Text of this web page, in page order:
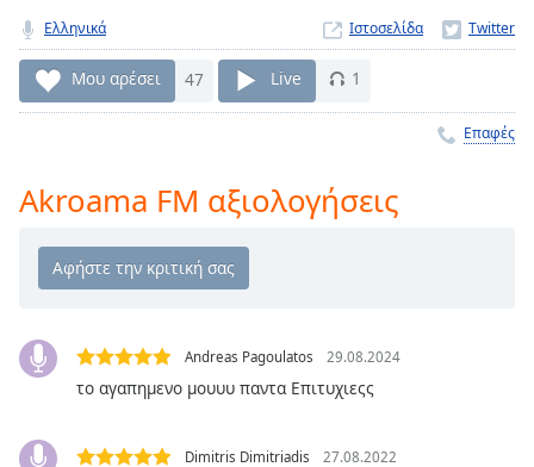
live
LIVE
Remaining
Time-
Rate
Chapters
Chapters
Descriptions
descriptions
Ελληνικά Ιστοσελίδα
Μου αρέσει 47 Live 1
Επαφές
Akroama FM αξιολογήσεις
Andreas Pagoulatos 29.08.2024
το αγαπημενο μουυυ παντα Επιτυχιεςς
Dimitris Dimitriadis 27.08.2022